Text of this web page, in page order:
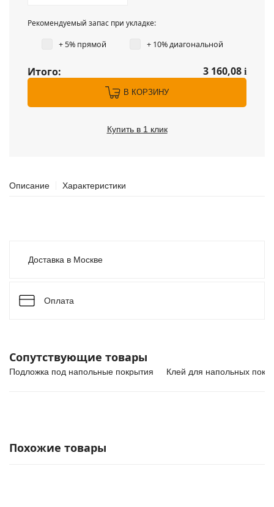
Рекомендуемый запас при укладке:
+ 5% прямой + 10% диагональной
Итого: 3 160,08 i
В КОРЗИНУ
Купить в 1 клик
Описание Характеристики
Доставка в Москве
Оплата
Сопутствующие товары
Подложка под напольные покрытия Клей для напольных
Похожие товары